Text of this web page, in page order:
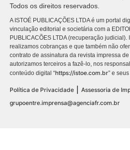
Todos os direitos reservados.
A ISTOÉ PUBLICAÇÕES LTDA é um portal
vinculação editorial e societária com a
PUBLICACÕES LTDA (recuperação
realizamos cobranças e que também não
contrato de assinatura da revista impressa
autorizamos terceiros a fazê-lo, nos
conteúdo digital “https://istoe.com.br” e
Política de Privacidade
Assessoria de
grupoentre.imprensa@agenciafr.com.br